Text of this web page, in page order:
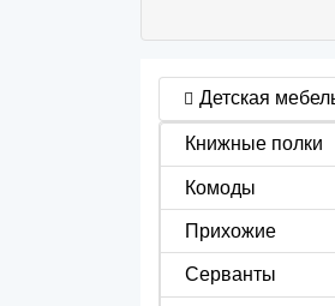
Детская
Книжные полки
Комоды
Прихожие
Серванты